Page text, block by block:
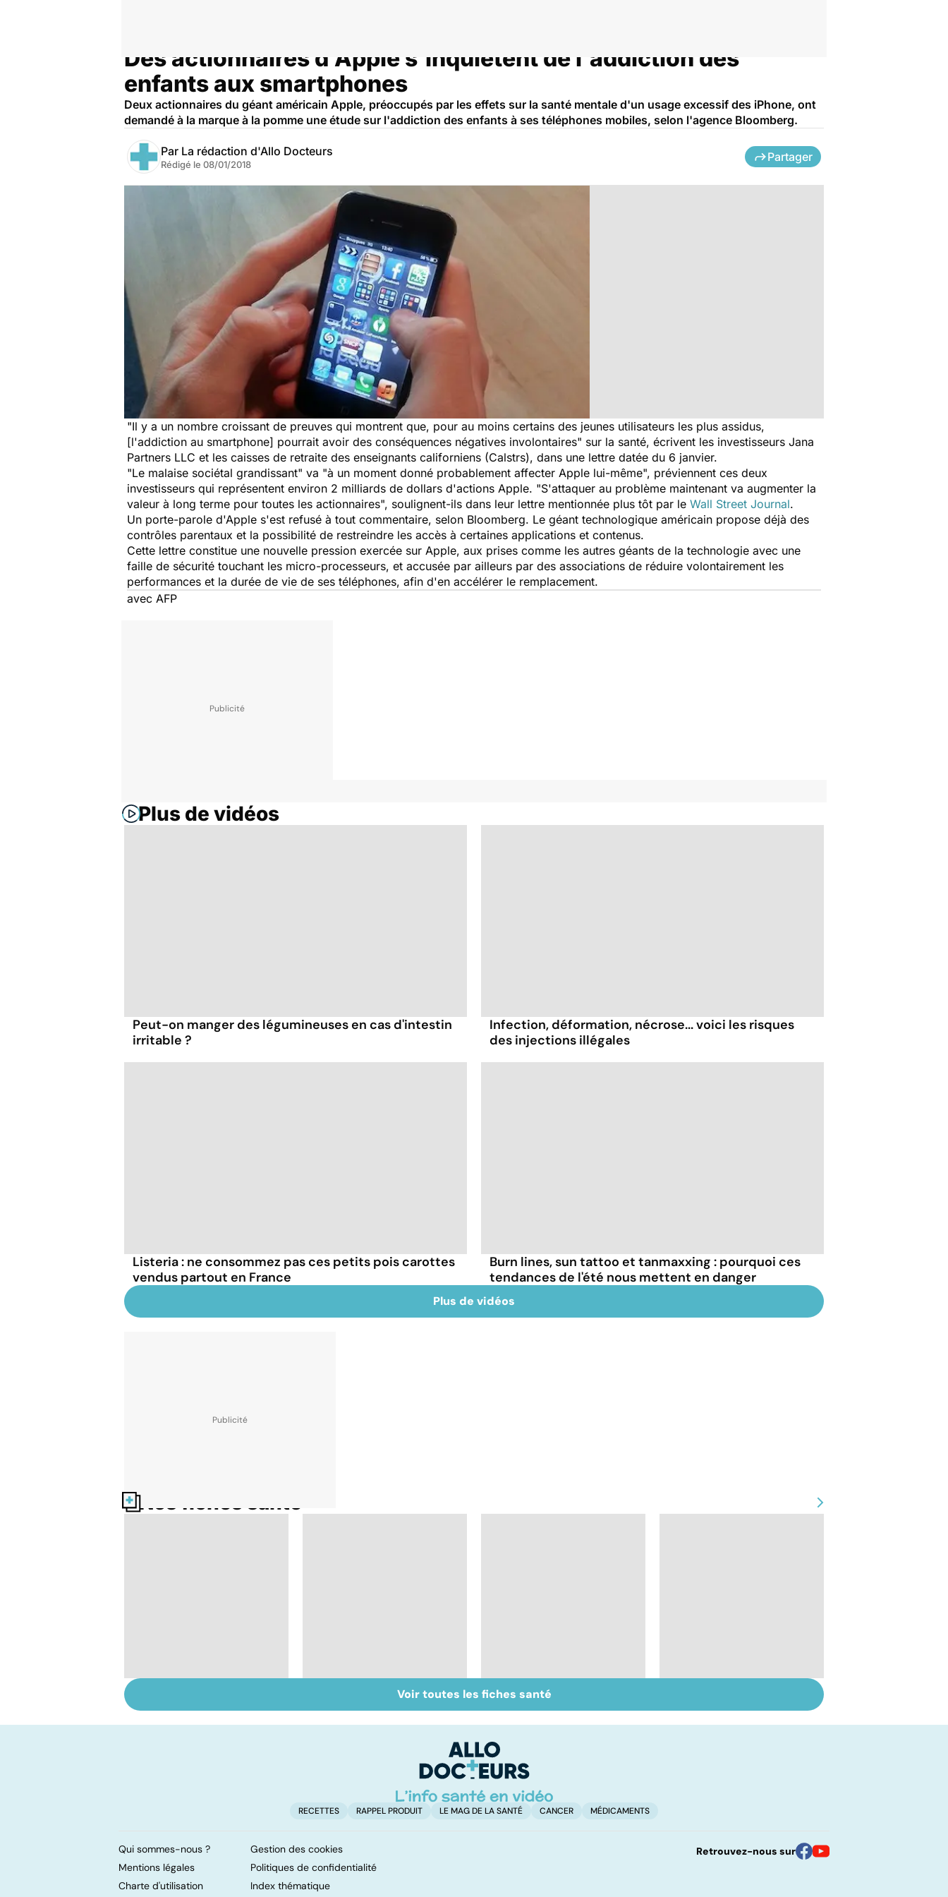
Des actionnaires d'Apple s'inquiètent de l'addiction des
enfants aux smartphones
Deux actionnaires du géant américain Apple, préoccupés par les effets sur la santé mentale d'un usage excessif des iPhone, ont
demandé à la marque à la pomme une étude sur l'addiction des enfants à ses téléphones mobiles, selon l'agence Bloomberg.
Par La rédaction d'Allo Docteurs
Rédigé le 08/01/2018
Partager
"Il y a un nombre croissant de preuves qui montrent que, pour au moins certains des jeunes utilisateurs les plus assidus,
[l'addiction au smartphone] pourrait avoir des conséquences négatives involontaires" sur la santé, écrivent les investisseurs Jana
Partners LLC et les caisses de retraite des enseignants californiens (Calstrs), dans une lettre datée du 6 janvier.
"Le malaise sociétal grandissant" va "à un moment donné probablement affecter Apple lui-même", préviennent ces deux
investisseurs qui représentent environ 2 milliards de dollars d'actions Apple. "S'attaquer au problème maintenant va augmenter la
valeur à long terme pour toutes les actionnaires", soulignent-ils dans leur lettre mentionnée plus tôt par le Wall Street Journal.
Un porte-parole d'Apple s'est refusé à tout commentaire, selon Bloomberg. Le géant technologique américain propose déjà des
contrôles parentaux et la possibilité de restreindre les accès à certaines applications et contenus.
Cette lettre constitue une nouvelle pression exercée sur Apple, aux prises comme les autres géants de la technologie avec une
faille de sécurité touchant les micro-processeurs, et accusée par ailleurs par des associations de réduire volontairement les
performances et la durée de vie de ses téléphones, afin d'en accélérer le remplacement.
avec AFP
Plus de vidéos
Peut-on manger des légumineuses en cas d'intestin
irritable ?
Infection, déformation, nécrose... voici les risques
des injections illégales
Listeria : ne consommez pas ces petits pois carottes
vendus partout en France
Burn lines, sun tattoo et tanmaxxing : pourquoi ces
tendances de l'été nous mettent en danger
Plus de vidéos
Nos fiches santé
infections
Inflammation des
amygdales : que faire
Suicide : prévenir le
passage à l'acte
complexe
Voir toutes les fiches santé
RECETTES RAPPEL PRODUIT LE MAG DE LA SANTÉ CANCER MÉDICAMENTS
Qui sommes-nous ?
Gestion des cookies
Mentions légales
Politiques de confidentialité
Charte d'utilisation
Index thématique
Retrouvez-nous sur